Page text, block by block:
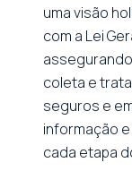
uma visão
com a Lei
coleta e
seguros e
informação
cada etapa